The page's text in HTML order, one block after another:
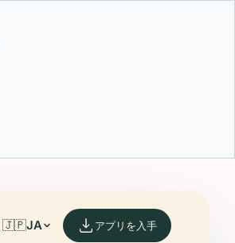
🇯🇵JA アプリを入手